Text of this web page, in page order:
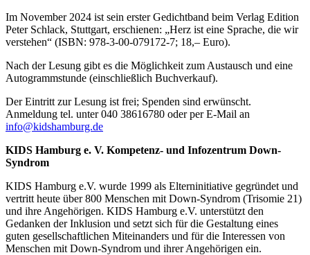
Im November 2024 ist sein erster Gedichtband beim Verlag Edition
Peter Schlack, Stuttgart, erschienen: „Herz ist eine Sprache, die wir
verstehen“ (ISBN: 978-3-00-079172-7; 18,– Euro).
Nach der Lesung gibt es die Möglichkeit zum Austausch und eine
Autogrammstunde (einschließlich Buchverkauf).
Der Eintritt zur Lesung ist frei; Spenden sind erwünscht.
Anmeldung tel. unter 040 38616780 oder per E-Mail an
info@kidshamburg.de
KIDS Hamburg e. V. Kompetenz- und Infozentrum Down-
Syndrom
KIDS Hamburg e.V. wurde 1999 als Elterninitiative gegründet und
vertritt heute über 800 Menschen mit Down-Syndrom (Trisomie 21)
und ihre Angehörigen. KIDS Hamburg e.V. unterstützt den
Gedanken der Inklusion und setzt sich für die Gestaltung eines
guten gesellschaftlichen Miteinanders und für die Interessen von
Menschen mit Down-Syndrom und ihrer Angehörigen ein.